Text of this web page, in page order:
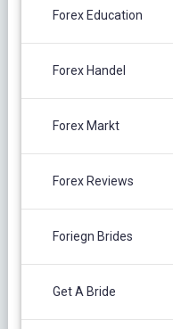
Forex Education
Forex Handel
Forex Markt
Forex Reviews
Foriegn Brides
Get A Bride